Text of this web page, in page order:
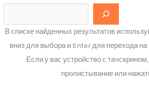
В списке найденных результатов
вниз для выбора и Enter для перехода
Если у вас устройство с
пролистывание или